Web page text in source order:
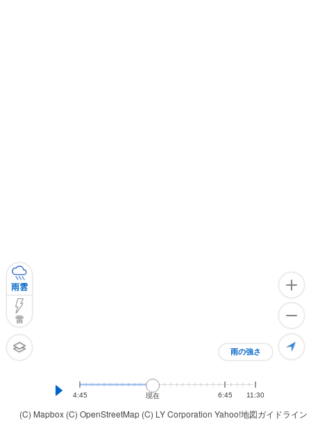
(C) Mapbox (C) OpenStreetMap (C) LY Corporation Yahoo!地図ガイドライン
雨の強さ
雨雲
雷
4:45 現在 6:45 11:30